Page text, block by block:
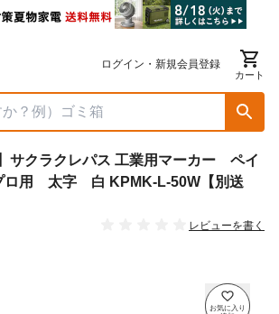
ログイン・新規会員登録
カート
サクラクレパス 工業用マーカー ペイ
ロ用 太字 白 KPMK-L-50W【別送
レビューを書く